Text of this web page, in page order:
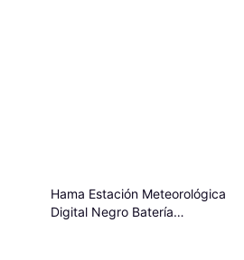
Hama Estación Meteorológica
Digital Negro Batería